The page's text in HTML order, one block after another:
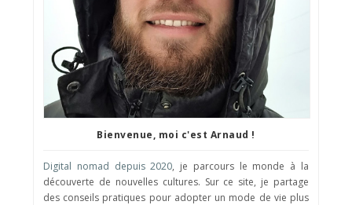
Bienvenue, moi c'est Arnaud !
Digital nomad depuis 2020, je parcours le monde à la
découverte de nouvelles cultures. Sur ce site, je partage
des conseils pratiques pour adopter un mode de vie plus